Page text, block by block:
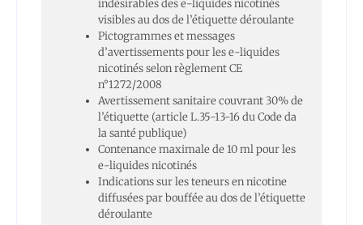
indésirables des e-liquides nicotinés
visibles au dos de l’étiquette déroulante
Pictogrammes et messages
d’avertissements pour les e-liquides
nicotinés selon règlement CE
n°1272/2008
Avertissement sanitaire couvrant 30% de
l’étiquette (article L.35-13-16 du Code da
la santé publique)
Contenance maximale de 10 ml pour les
e-liquides nicotinés
Indications sur les teneurs en nicotine
diffusées par bouffée au dos de l’étiquette
déroulante